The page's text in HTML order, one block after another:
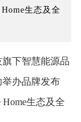
生态及全
下智慧能源品
举办品牌发布
生态及全